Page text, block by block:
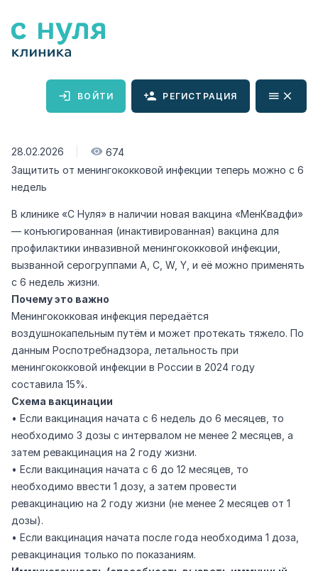
ВОЙТИ РЕГИСТРАЦИЯ
28.02.2026
674
Защитить от менингококковой инфекции теперь можно с 6
недель
В клинике «С Нуля» в наличии новая вакцина «МенКвадфи»
— конъюгированная (инактивированная) вакцина для
профилактики инвазивной менингококковой инфекции,
вызванной серогруппами A, C, W, Y, и её можно применять
с 6 недель жизни.
Почему это важно
Менингококковая инфекция передаётся
воздушнокапельным путём и может протекать тяжело. По
данным Роспотребнадзора, летальность при
менингококковой инфекции в России в 2024 году
составила 15%.
Схема вакцинации
• Если вакцинация начата с 6 недель до 6 месяцев, то
необходимо 3 дозы с интервалом не менее 2 месяцев, а
затем ревакцинация на 2 году жизни.
• Если вакцинация начата с 6 до 12 месяцев, то
необходимо ввести 1 дозу, а затем провести
ревакцинацию на 2 году жизни (не менее 2 месяцев от 1
дозы).
• Если вакцинация начата после года необходима 1 доза,
ревакцинация только по показаниям.